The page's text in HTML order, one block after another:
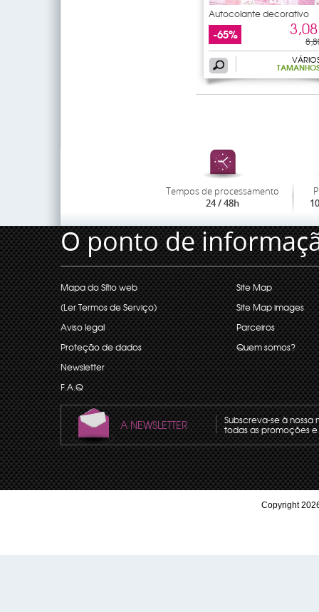
Autocolante decorativo
-65%
Tempos de processamento
24 / 48h
O ponto de
Mapa do Sítio web
(Ler Termos de Serviço)
Aviso legal
Proteção de dados
Newsletter
F.A.Q
Site Map
Site Map images
Parceiros
Quem somos?
A NEWSLETTER Subscreva-se à
todas as promoções
Copyright